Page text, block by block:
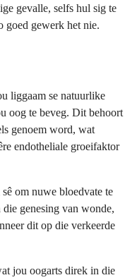
gevalle, selfs hul sig te
goed gewerk het nie.
liggaam se natuurlike
oog te beveg. Dit behoort
genoem word, wat
endotheliale groeifaktor
om nuwe bloedvate te
genesing van wonde,
dit op die verkeerde
jou oogarts direk in die